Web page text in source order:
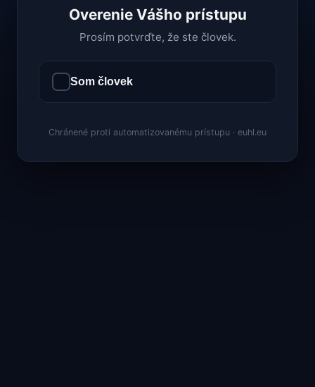
Overenie Vášho prístupu
Prosím potvrďte, že ste človek.
Som človek
Chránené proti automatizovanému prístupu · euhl.eu